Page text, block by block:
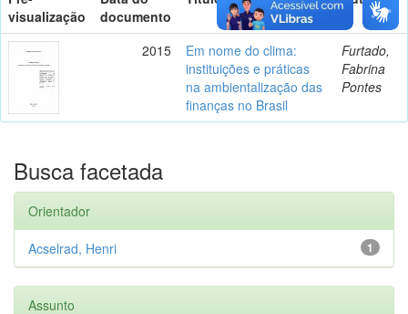
visualização
documento
2015
Em nome do clima:
instituições e práticas
na ambientalização das
finanças no Brasil
Furtado,
Fabrina
Pontes
Busca facetada
Orientador
1
Acselrad, Henri
Assunto